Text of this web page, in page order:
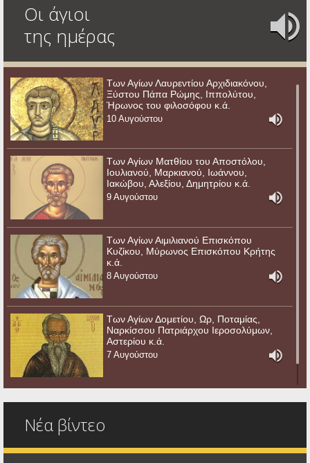
Οι άγιοι
της ημέρας
Των Αγίων Λαυρεντίου Αρχιδιακόνου,
Ξύστου Πάπα Ρώμης, Ιππολύτου,
Ήρωνος του φιλοσόφου κ.ά.
10 Αυγούστου
Των Αγίων Ματθίου του Αποστόλου,
Ιουλιανού, Μαρκιανού, Ιωάννου,
Ιακώβου, Αλεξίου, Δημητρίου κ.ά.
9 Αυγούστου
Των Αγίων Αιμιλιανού Επισκόπου
Κυζίκου, Μύρωνος Επισκόπου Κρήτης
κ.ά.
8 Αυγούστου
Των Αγίων Δομετίου, Ωρ, Ποταμίας,
Ναρκίσσου Πατριάρχου Ιεροσολύμων,
Αστερίου κ.ά.
7 Αυγούστου
Νέα βίντεο